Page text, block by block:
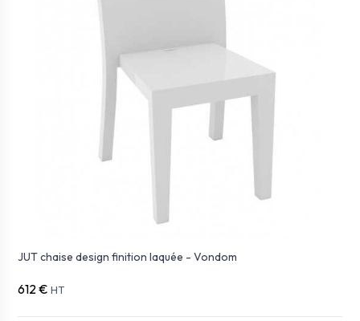
JUT chaise design finition laquée - Vondom
612 € HT